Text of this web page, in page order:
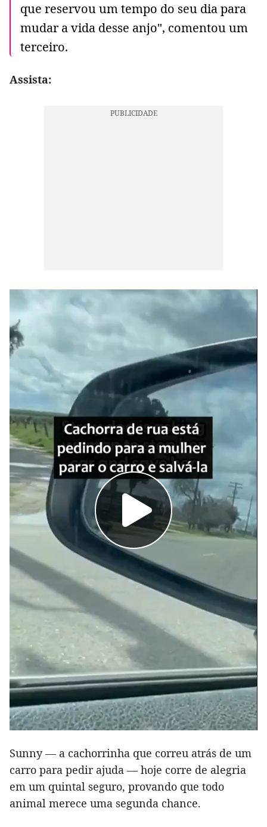
que reservou um tempo do seu dia para
mudar a vida desse anjo", comentou um
terceiro.
Assista:
Sunny — a cachorrinha que correu atrás de um
carro para pedir ajuda — hoje corre de alegria
em um quintal seguro, provando que todo
animal merece uma segunda chance.